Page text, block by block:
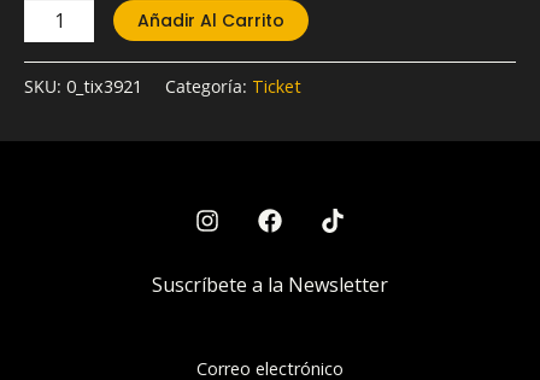
Añadir Al Carrito
SKU: 0_tix3921 Categoría: Ticket
Suscríbete a la Newsletter
Correo electrónico